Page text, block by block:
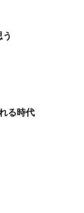
る時代